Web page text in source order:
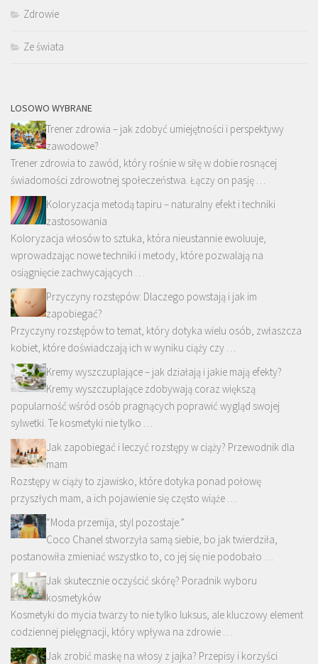
Zdrowie
Ze świata
LOSOWO WYBRANE
Trener zdrowia – jak zdobyć umiejętności i perspektywy
zawodowe?
Trener zdrowia to zawód, który rośnie w siłę w dobie rosnącej
świadomości zdrowotnej społeczeństwa. Łączy on pasję …
Koloryzacja metodą tapiru – naturalny efekt i techniki
zastosowania
Koloryzacja włosów to sztuka, która nieustannie ewoluuje,
wprowadzając nowe techniki i metody, które pozwalają na
osiągnięcie zachwycających …
Przyczyny rozstępów: Dlaczego powstają i jak im
zapobiegać?
Przyczyny rozstępów to temat, który dotyka wielu osób, zwłaszcza
kobiet, które doświadczają ich w wyniku ciąży czy …
Kremy wyszczuplające – jak działają i jakie mają efekty?
Kremy wyszczuplające zdobywają coraz większą
popularność wśród osób pragnących poprawić wygląd swojej
sylwetki. Te kosmetyki nie tylko …
Jak zapobiegać i leczyć rozstępy w ciąży? Przewodnik dla
mam
Rozstępy w ciąży to zjawisko, które dotyka ponad połowę
przyszłych mam, a ich pojawienie się często wiąże …
“Moda przemija, styl pozostaje.”
Coco Chanel stworzyła samą siebie, bo jak twierdziła,
postanowiła zmieniać wszystko to, co jej się nie podobało …
Jak skutecznie oczyścić skórę? Poradnik wyboru
kosmetyków
Kosmetyki do mycia twarzy to nie tylko luksus, ale kluczowy element
codziennej pielęgnacji, który wpływa na zdrowie …
Jak zrobić maskę na włosy z jajka? Przepisy i korzyści